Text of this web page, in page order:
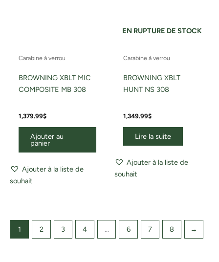
Carabine à verrou
BROWNING XBLT MIC
COMPOSITE MB 308
1,379.99$
Ajouter au
panier
Ajouter à la liste de
souhait
EN RUPTURE DE STOCK
Carabine à verrou
BROWNING XBLT
HUNT NS 308
1,349.99$
Lire la suite
Ajouter à la liste de
souhait
1 2 3 4 … 6 7 8 →